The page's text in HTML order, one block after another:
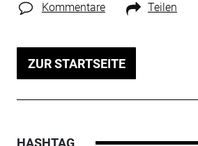
Kommentare Teilen
ZUR STARTSEITE
HASHTAG